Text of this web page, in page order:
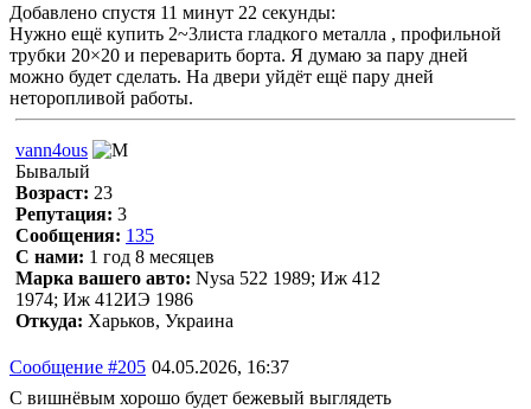
Добавлено спустя 11 минут 22 секунды:
Нужно ещё купить 2~3листа гладкого металла , профильной
трубки 20×20 и переварить борта. Я думаю за пару дней
можно будет сделать. На двери уйдёт ещё пару дней
неторопливой работы.
vann4ous
Бывалый
Возраст: 23
Репутация: 3
Сообщения: 135
С нами: 1 год 8 месяцев
Марка вашего авто: Nysa 522 1989; Иж 412
1974; Иж 412ИЭ 1986
Откуда: Харьков, Украина
Сообщение #205 04.05.2026, 16:37
С вишнёвым хорошо будет бежевый выглядеть